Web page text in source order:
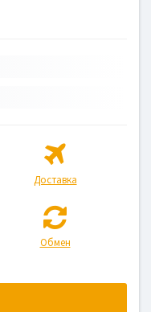
Доставка
Обмен